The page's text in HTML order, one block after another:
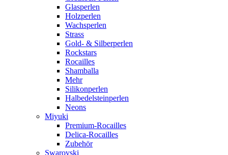
Glasperlen
Holzperlen
Wachsperlen
Strass
Gold- & Silberperlen
Rockstars
Rocailles
Shamballa
Mehr
Silikonperlen
Halbedelsteinperlen
Neons
Miyuki
Premium-Rocailles
Delica-Rocailles
Zubehör
Swarovski